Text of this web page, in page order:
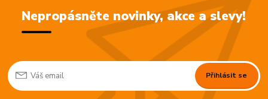
Nepropásněte novinky, akce a slevy!
Přihlásit se